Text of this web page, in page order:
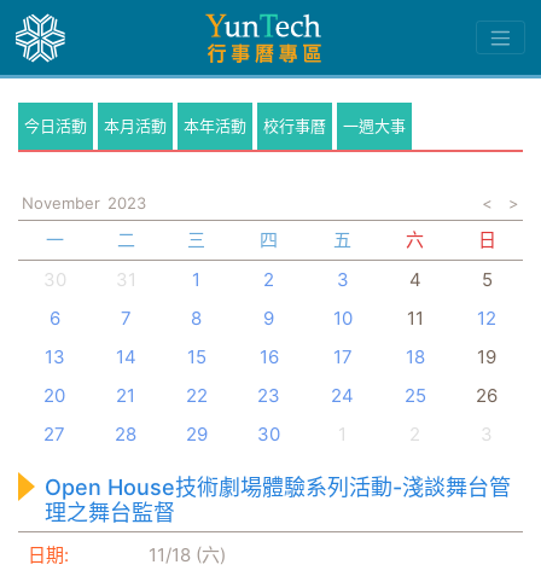
今日活動 本月活動 本年活動 校行事曆 一週大事
November 2023 < >
一 二 三 四 五 六
日
30
31 1 2 3 4
5
6
7 8 9 10 11
12
13
14 15 16 17 18
19
20
21 22 23 24 25
26
27
28 29 30 1 2 3
Open House技術劇場體驗系列活動-淺談舞台管
理之舞台監督
日期:
11/18 (六)